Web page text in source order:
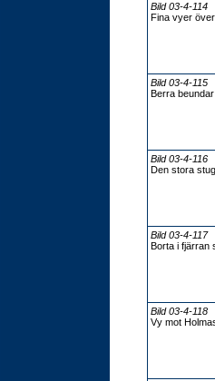
Bild 03-4-114
Fina vyer
Bild 03-4-115
Berra beundar
Bild 03-4-116
Den stora
Bild 03-4-117
Borta i fjärran
Bild 03-4-118
Vy mot